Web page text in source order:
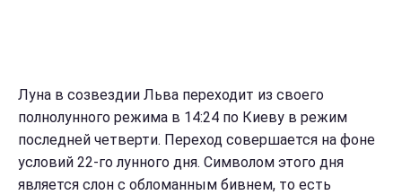
Луна в созвездии Льва переходит из своего
полнолунного режима в 14:24 по Киеву в режим
последней четверти. Переход совершается на фоне
условий 22-го лунного дня. Символом этого дня
является слон с обломанным бивнем, то есть